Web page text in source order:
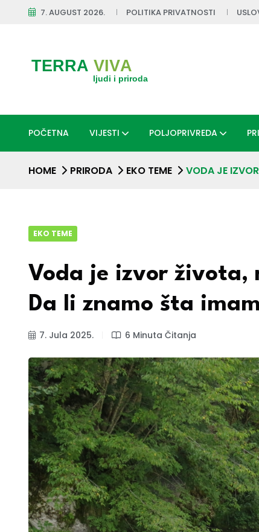
7. AUGUST 2026. POLITIKA PRIVATNOSTI
POČETNA VIJESTI POLJOPRIVREDA
HOME PRIRODA EKO TEME VODA JE
EKO TEME
Voda je izvor života,
Da li znamo šta
7. Jula 2025. 6 Minuta Čitanja